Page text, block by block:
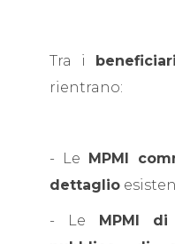
Tra i
rientrano:
- Le
MPMI
dettaglio
- Le
MPMI di